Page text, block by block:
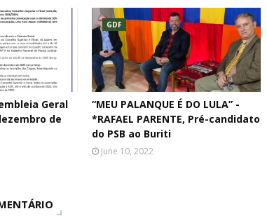
Geral
de
GDF
“MEU PALANQUE É DO LULA” -
*RAFAEL PARENTE, Pré-candidato
do PSB ao Buriti
June 10, 2022